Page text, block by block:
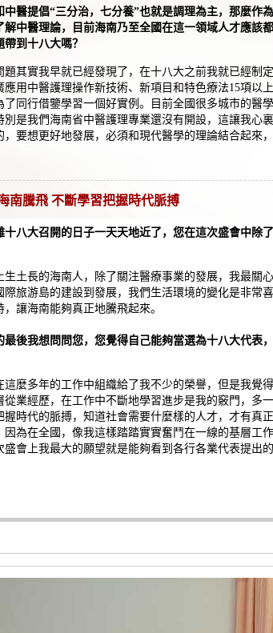
中醫提倡“三分治，七分養”也就是調理為主，那麼作
解中醫理論，目前海南乃至全國在這一領域人才應該
到十八大嗎？
題其實我早就已經發現了，在十八大之前我就已經制
應用中醫護理操作新技術、新項目和特色療法15項以
了同行借鑒學習一個好實例。目前全國很多城市的醫
別是我們海南省中醫護理專業還沒有開設，這讓我心
，要想更好地發展，必須和現代醫學的理論結合起來
南騰飛 不斷學習把握時代脈搏
十八大召開的日子一天天地近了，您在這次盛會中除
生土長的海南人，除了關注醫療事業的發展，我最關
際旅游島的建設到發展，我們生活環境的變化是非常
讓海南能夠真正地騰飛起來。
最後我想問問您，您覺得自己能夠當選為十八大代表
這麼多年的工作中組織給了我不少的榮譽，但是我覺
從業經歷，在工作中不斷地學習進步是我的竅門，多
握時代的脈搏，知道社會需要什麼樣的人才，才有真
因為在全國，像我這樣踏踏實實奮鬥在一線的基層工
盛會上我最大的願望就是能夠看到各行各業代表提出